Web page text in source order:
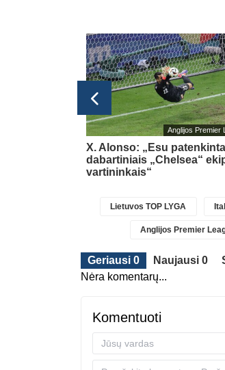
Anglijos Premier
X. Alonso: „Esu
dabartiniais „Chelsea“
vartininkais“
Lietuvos TOP LYGA
Anglijos Premier
Geriausi 0 Naujausi 0
Nėra komentarų...
Komentuoti